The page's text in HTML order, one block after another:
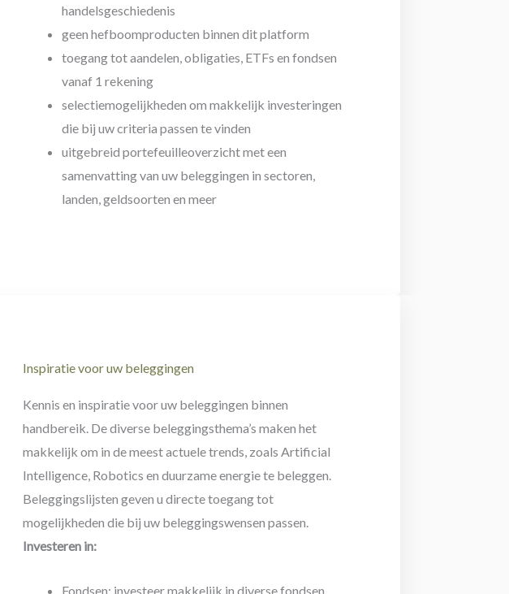
handelsgeschiedenis
geen hefboomproducten binnen dit platform
toegang tot aandelen, obligaties, ETFs en fondsen
vanaf 1 rekening
selectiemogelijkheden om makkelijk investeringen
die bij uw criteria passen te vinden
uitgebreid portefeuilleoverzicht met een
samenvatting van uw beleggingen in sectoren,
landen, geldsoorten en meer
Inspiratie voor uw beleggingen
Kennis en inspiratie voor uw beleggingen binnen
handbereik. De diverse beleggingsthema’s maken het
makkelijk om in de meest actuele trends, zoals Artificial
Intelligence, Robotics en duurzame energie te beleggen.
Beleggingslijsten geven u directe toegang tot
mogelijkheden die bij uw beleggingswensen passen.
Investeren in:
Fondsen: investeer makkelijk in diverse fondsen